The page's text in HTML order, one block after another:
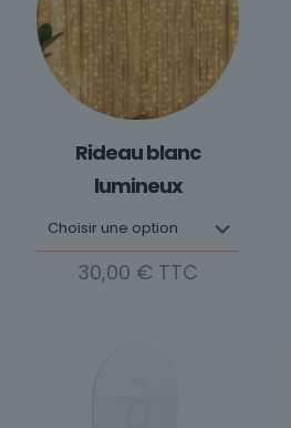
Rideau blanc
lumineux
30,00 €